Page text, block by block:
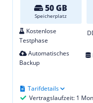
50 GB
Speicherplatz
Kostenlose
Testphase
Automatisches
Backup
Vertragslaufzeit: 1
Tarifdetails